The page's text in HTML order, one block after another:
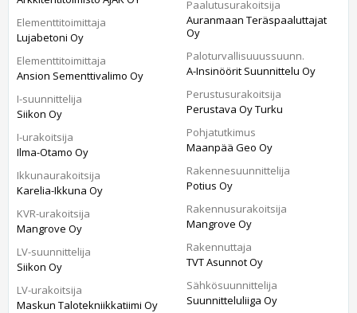
Elementtitoimittaja
Lujabetoni Oy
Elementtitoimittaja
Ansion Sementtivalimo Oy
I-suunnittelija
Siikon Oy
I-urakoitsija
Ilma-Otamo Oy
Ikkunaurakoitsija
Karelia-Ikkuna Oy
KVR-urakoitsija
Mangrove Oy
LV-suunnittelija
Siikon Oy
LV-urakoitsija
Maskun Talotekniikkatiimi Oy
Paalutusurakoitsija
Auranmaan Teräspaaluttajat
Oy
Paloturvallisuuussuunn.
A-Insinöörit Suunnittelu Oy
Perustusurakoitsija
Perustava Oy Turku
Pohjatutkimus
Maanpää Geo Oy
Rakennesuunnittelija
Potius Oy
Rakennusurakoitsija
Mangrove Oy
Rakennuttaja
TVT Asunnot Oy
Sähkösuunnittelija
Suunnitteluliiga Oy